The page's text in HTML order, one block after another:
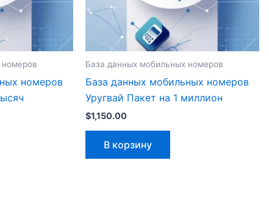
номеров
База данных мобильных номеров
База данных мобильных номеров
Уругвай Пакет на 1 миллион
$1,150.00
В корзину